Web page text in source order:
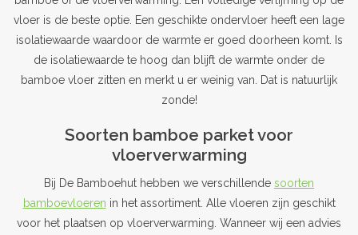
Contact
projecten
vloer is de beste optie. Een geschikte ondervloer heeft een lage
isolatiewaarde waardoor de warmte er goed doorheen komt. Is
de isolatiewaarde te hoog dan blijft de warmte onder de
bamboe vloer zitten en merkt u er weinig van. Dat is natuurlijk
zonde!
Soorten bamboe parket voor
vloerverwarming
Bij De Bamboehut hebben we verschillende soorten
bamboevloeren in het assortiment. Alle vloeren zijn geschikt
voor het plaatsen op vloerverwarming. Wanneer wij een advies